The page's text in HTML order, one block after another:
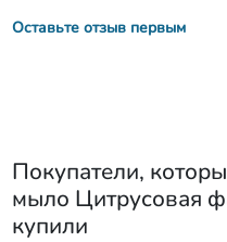
Оставьте отзыв первым
Покупатели,
мыло Цитрусовая
купили